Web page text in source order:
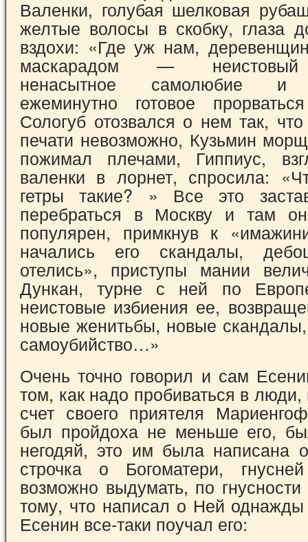
Вален­ки, голубая шелковая
желтые волосы в скобку, глаза
вздохи: «Где уж нам,
маскарадом — неистовый
ненасытное самолюбие и
ежеминутно готовое
Сологуб отозвался о нем так,
печати невозможно, Кузьмин
пожимал плечами, Гиппиус,
валенки в лорнет, спросила:
гетры та­кие? » Все это
перебраться в Москву и там
популярен, примкнув к
начались его скандалы,
отелись», приступы мании
Дункан, турне с ней по
неистовые избиения ее,
новые женитьбы, новые
самоубийство…»
Очень точно говорил и сам
том, как надо пробиваться в люди,
счет своего при­ятеля
был пройдоха не меньше его,
негодяй, это им была написана
строчка о Богоматери,
возможно выдумать, по гнусности
тому, что написал о Ней
Есенин все-та­ки поучал его: